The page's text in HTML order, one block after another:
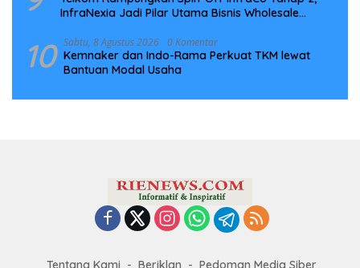
InfraNexia Jadi Pilar Utama Bisnis Wholesale
10 Sabtu, 8 Agustus 2026 0 Komentar
Kemnaker dan Indo-Rama Perkuat TKM lewat
Bantuan Modal Usaha
Tentang Kami Beriklan Pedoman Media Siber